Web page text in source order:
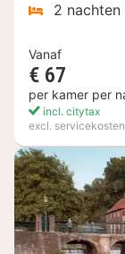
2 nachten
Vanaf
€ 67
per kamer per
incl. citytax
excl.